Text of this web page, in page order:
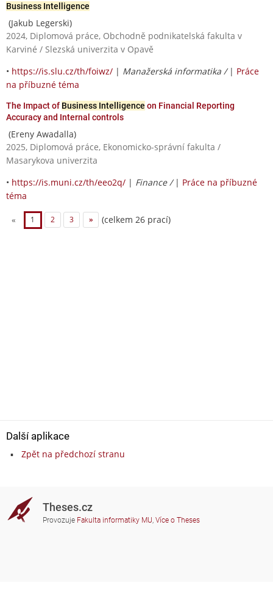
Business Intelligence
(Jakub Legerski)
2024, Diplomová práce, Obchodně podnikatelská fakulta v
Karviné / Slezská univerzita v Opavě
• https://is.slu.cz/th/foiwz/ | Manažerská informatika / | Práce
na příbuzné téma
The Impact of Business Intelligence on Financial Reporting
Accuracy and Internal controls
(Ereny Awadalla)
2025, Diplomová práce, Ekonomicko-správní fakulta /
Masarykova univerzita
• https://is.muni.cz/th/eeo2q/ | Finance / | Práce na příbuzné
téma
« 1 2 3 » (celkem 26 prací)
Další aplikace
Zpět na předchozí stranu
Theses.cz
Provozuje Fakulta informatiky MU, Více o Theses